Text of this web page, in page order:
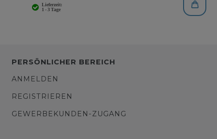
PERSÖNLICHER BEREICH
ANMELDEN
REGISTRIEREN
GEWERBEKUNDEN-ZUGANG